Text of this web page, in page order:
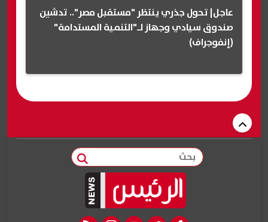
عاجل| تحول جذري ينتظر "مستقبل مصر".. تدشين
صندوق سيادي وجهاز لـ"التنمية المستدامة"
(إنفوجراف)
بحث